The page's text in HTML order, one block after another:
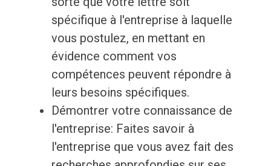
spécifique à l'entreprise à laquelle
vous postulez, en mettant en
évidence comment vos
compétences peuvent répondre à
leurs besoins spécifiques.
Démontrer votre connaissance de
l'entreprise: Faites savoir à
l'entreprise que vous avez fait des